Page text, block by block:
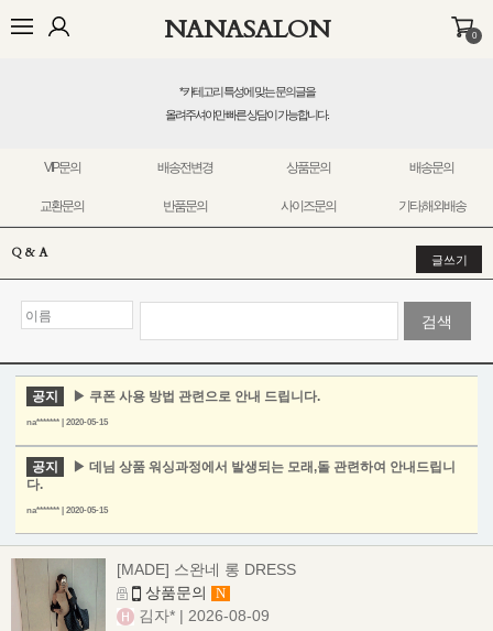
NANASALON 0
* 카테고리 특성에 맞는 문의글을
올려주셔야만 빠른 상담이 가능합니다.
VIP문의 배송전변경 상품문의 배송문의
교환문의 반품문의 사이즈문의 기타,해외배송
Q & A 글쓰기
검색
공지 ▶ 쿠폰 사용 방법 관련으로 안내 드립니다.
na******* | 2020-05-15
공지
▶ 데님 상품 워싱과정에서 발생되는 모래,돌 관련하여 안내드립니
다.
na******* | 2020-05-15
[MADE] 스완네 롱 DRESS
상품문의
N
김자* | 2026-08-09